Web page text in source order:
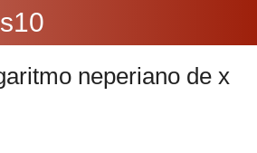
neperiano de x